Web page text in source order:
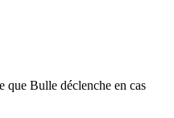
que Bulle déclenche en cas